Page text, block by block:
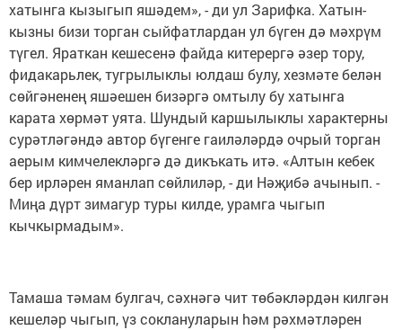
хатынга кызыгып яшәдем», - ди ул Зарифка. Хатын-
кызны бизи торган сыйфатлардан ул бүген дә мәхрүм
түгел. Яраткан кешесенә файда китерергә әзер тору,
фидакарьлек, тугрылыклы юлдаш булу, хезмәте белән
сөйгәненең яшәешен бизәргә омтылу бу хатынга
карата хөрмәт уята. Шундый каршылыклы характерны
сурәтләгәндә автор бүгенге гаиләләрдә очрый торган
аерым кимчелекләргә дә дикъкать итә. «Алтын кебек
бер ирләрен яманлап сөйлиләр, - ди Нәҗибә ачынып. -
Миңа дүрт зимагур туры килде, урамга чыгып
кычкырмадым».
Тамаша тәмам булгач, сәхнәгә чит тѳбәкләрдән килгән
кешеләр чыгып, үз соклануларын hәм рәхмәтләрен